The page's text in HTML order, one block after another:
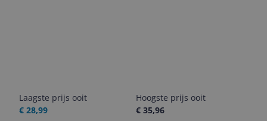
Laagste prijs ooit
€ 28,99
Hoogste prijs ooit
€ 35,96